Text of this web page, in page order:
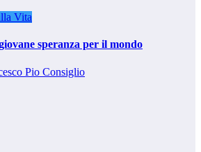
Vita
speranza per il mondo
Pio Consiglio